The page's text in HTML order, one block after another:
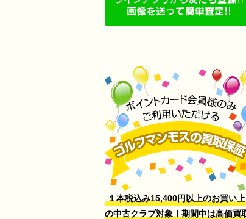
１本税込み15,400円以上のお買い
の中古クラブ対象！期間中は高価買